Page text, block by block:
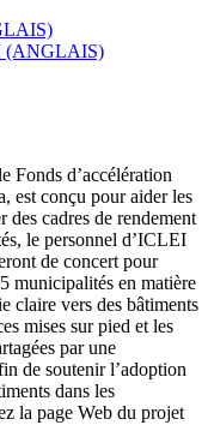
(ANGLAIS)
Fonds d’accélération
est conçu pour aider les
des cadres de rendement
le personnel d’ICLEI
de concert pour
municipalités en matière
claire vers des bâtiments
mises sur pied et les
par une
de soutenir l’adoption
dans les
la page Web du projet